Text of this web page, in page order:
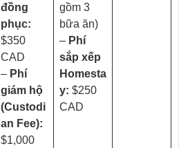
đồng
phục:
$350
CAD
– Phí
giám hộ
(Custodi
an Fee):
$1,000
gồm 3
bữa ăn)
– Phí
sắp xếp
Homesta
y: $250
CAD